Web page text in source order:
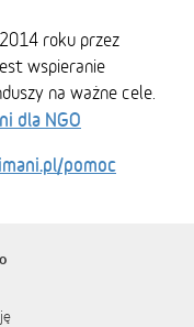
roku przez
wspieranie
na ważne cele.
dla NGO
pomoc